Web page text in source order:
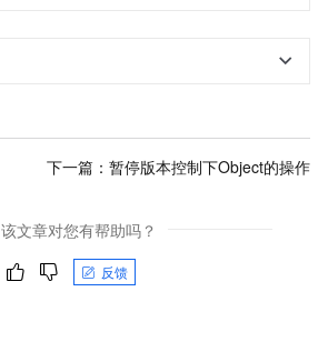
下一篇： 暂停版本控制下Object的操作
该文章对您有帮助吗？
反馈